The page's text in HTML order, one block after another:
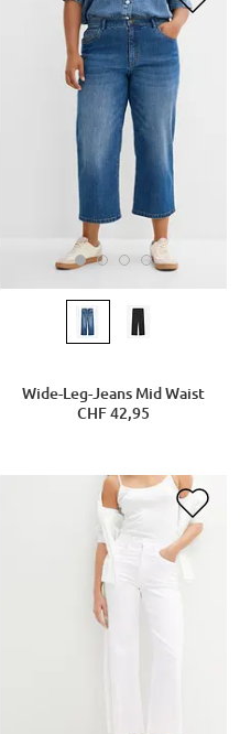
Wide-Leg-Jeans Mid Waist
CHF 42,95